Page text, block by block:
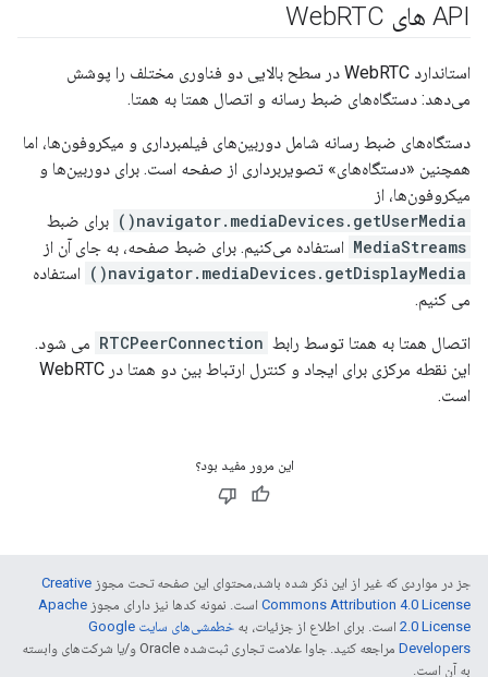
API های Web RTC
استاندارد WebRTC در سطح بالایی دو فناوری مختلف را پوشش
می‌دهد: دستگاه‌های ضبط رسانه و اتصال همتا به همتا.
دستگاه‌های ضبط رسانه شامل دوربین‌های فیلمبرداری و میکروفون‌ها، اما
همچنین «دستگاه‌های» تصویربرداری از صفحه است. برای دوربین‌ها و
میکروفون‌ها، از
navigator.mediaDevices.getUserMedia()
برای ضبط
MediaStreams استفاده می‌کنیم. برای ضبط صفحه، به جای آن از
navigator.mediaDevices.getDisplayMedia()
استفاده
می کنیم.
اتصال همتا به همتا توسط رابط RTCPeerConnection می شود.
این نقطه مرکزی برای ایجاد و کنترل ارتباط بین دو همتا در WebRTC
است.
این مرور مفید بود؟
جز در مواردی که غیر از این ذکر شده باشد،‌محتوای این صفحه تحت مجوز Creative
Commons Attribution 4.0 License است. نمونه کدها نیز دارای مجوز Apache
2.0 License است. برای اطلاع از جزئیات، به
خطمشی‌های سایت Google
Developers‏
مراجعه کنید. جاوا علامت تجاری ثبت‌شده Oracle و/یا شرکت‌های وابسته
به آن است.